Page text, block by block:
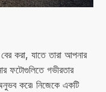
করা, যাতে তারা আপনার
ফটোগুলিতে গভীরতার
করে৷ নিজেকে একটি